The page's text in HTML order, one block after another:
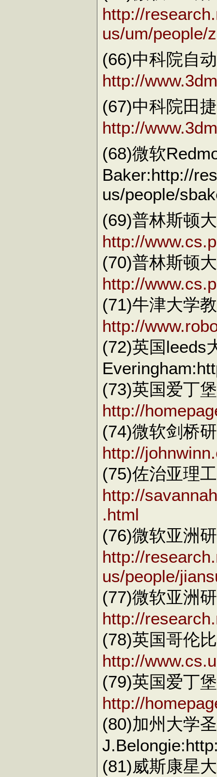
http://
us/um/people/
(66)中科院自
http://
(67)中科院田
http://
(68)微软
Baker:http://
us/people/
(69)普林斯顿
http://
(70)普林斯顿
http://
(71)牛津大学
http://
(72)英国leeds
(73)英国爱丁
http://
(74)微软剑桥
http://
(75)佐治亚理
http://
.html
(76)微软亚洲
http://
us/people/
(77)微软亚洲
http://
(78)英国哥伦
http://
(79)英国爱丁
http://
(80)加州大学
(81)威斯康星